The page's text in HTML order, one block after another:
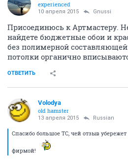
experienced
10 апреля 2015 Gnussi
Присоединюсь к Артмастеру.
найдете бюджетные обои и
без полимерной
потолки органично
ОТВЕТИТЬ
Volodya
old hamster
13 апреля 2015 Russian
Спасибо большое ТС, чей отзыв
фирмой!